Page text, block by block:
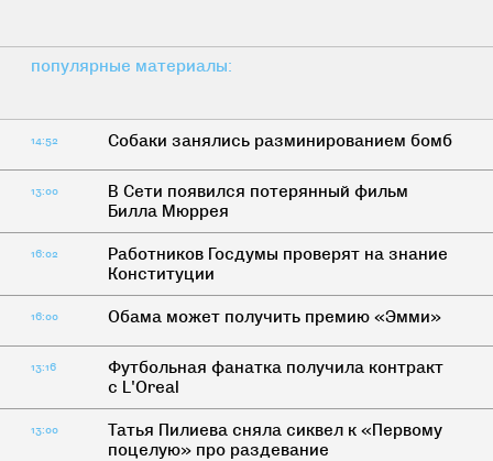
популярные материалы:
14:52 Собаки занялись разминированием бомб
13:00
В Сети появился потерянный фильм
Билла Мюррея
16:02
Работников Госдумы проверят на знание
Конституции
16:00 Обама может получить премию «Эмми»
13:16
Футбольная фанатка получила контракт
с L'Oreal
13:00
Татья Пилиева сняла сиквел к «Первому
поцелую» про раздевание